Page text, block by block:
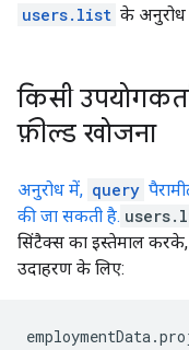
users.list के अनुरोध
किसी
फ़ील्ड खोजना
अनुरोध में, query
की जा सकती है.
सिंटैक्स का इस्तेमाल
उदाहरण के लिए: